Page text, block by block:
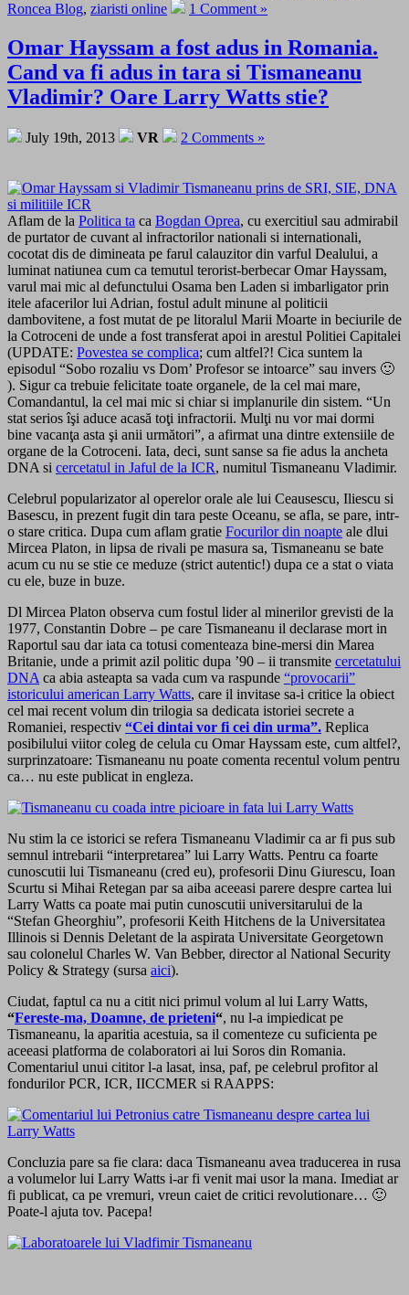
Roncea Blog, ziaristi online 1 Comment »
Omar Hayssam a fost adus in Romania.
Cand va fi adus in tara si Tismaneanu
Vladimir? Oare Larry Watts stie?
July 19th, 2013 VR 2 Comments »
Aflam de la Politica ta ca Bogdan Oprea, cu exercitiul sau admirabil
de purtator de cuvant al infractorilor nationali si internationali,
cocotat dis de dimineata pe farul calauzitor din varful Dealului, a
luminat natiunea cum ca temutul terorist-berbecar Omar Hayssam,
varul mai mic al defunctului Osama ben Laden si imbarligator prin
itele afacerilor lui Adrian, fostul adult minune al politicii
dambovitene, a fost mutat de pe litoralul Marii Moarte in beciurile de
la Cotroceni de unde a fost transferat apoi in arestul Politiei Capitalei
(UPDATE: Povestea se complica; cum altfel?! Cica suntem la
episodul “Sobo rozaliu vs Dom’ Profesor se intoarce” sau invers 🙂
). Sigur ca trebuie felicitate toate organele, de la cel mai mare,
Comandantul, la cel mai mic si chiar si implanurile din sistem. “Un
stat serios îşi aduce acasă toţi infractorii. Mulţi nu vor mai dormi
bine vacanţa asta şi anii următori”, a afirmat una dintre extensiile de
organe de la Cotroceni. Iata, deci, sunt sanse sa fie adus la ancheta
DNA si cercetatul in Jaful de la ICR, numitul Tismaneanu Vladimir.
Celebrul popularizator al operelor orale ale lui Ceausescu, Iliescu si
Basescu, in prezent fugit din tara peste Oceanu, se afla, se pare, intr-
o stare critica. Dupa cum aflam gratie Focurilor din noapte ale dlui
Mircea Platon, in lipsa de rivali pe masura sa, Tismaneanu se bate
acum cu nu se stie ce meduze (strict autentic!) dupa ce a stat o viata
cu ele, buze in buze.
Dl Mircea Platon observa cum fostul lider al minerilor grevisti de la
1977, Constantin Dobre – pe care Tismaneanu il declarase mort in
Raportul sau dar iata ca totusi comenteaza bine-mersi din Marea
Britanie, unde a primit azil politic dupa ’90 – ii transmite cercetatului
DNA ca abia asteapta sa vada cum va raspunde “provocarii”
istoricului american Larry Watts, care il invitase sa-i critice la obiect
cel mai recent volum din trilogia sa dedicata istoriei secrete a
Romaniei, respectiv “Cei dintai vor fi cei din urma”. Replica
posibilului viitor coleg de celula cu Omar Hayssam este, cum altfel?,
surprinzatoare: Tismaneanu nu poate comenta recentul volum pentru
ca… nu este publicat in engleza.
Nu stim la ce istorici se refera Tismaneanu Vladimir ca ar fi pus sub
semnul intrebarii “interpretarea” lui Larry Watts. Pentru ca foarte
cunoscutii lui Tismaneanu (cred eu), profesorii Dinu Giurescu, Ioan
Scurtu si Mihai Retegan par sa aiba aceeasi parere despre cartea lui
Larry Watts ca poate mai putin cunoscutii universitarului de la
“Stefan Gheorghiu”, profesorii Keith Hitchens de la Universitatea
Illinois si Dennis Deletant de la aspirata Universitate Georgetown
sau colonelul Charles W. Van Bebber, director al National Security
Policy & Strategy (sursa aici).
Ciudat, faptul ca nu a citit nici primul volum al lui Larry Watts,
“Fereste-ma, Doamne, de prieteni“, nu l-a impiedicat pe
Tismaneanu, la aparitia acestuia, sa il comenteze cu suficienta pe
aceeasi platforma de colaboratori ai lui Soros din Romania.
Comentariul unui cititor l-a lasat, insa, paf, pe celebrul profitor al
fondurilor PCR, ICR, IICCMER si RAAPPS:
Concluzia pare sa fie clara: daca Tismaneanu avea traducerea in rusa
a volumelor lui Larry Watts i-ar fi venit mai usor la mana. Imediat ar
fi publicat, ca pe vremuri, vreun caiet de critici revolutionare… 🙂
Poate-l ajuta tov. Pacepa!